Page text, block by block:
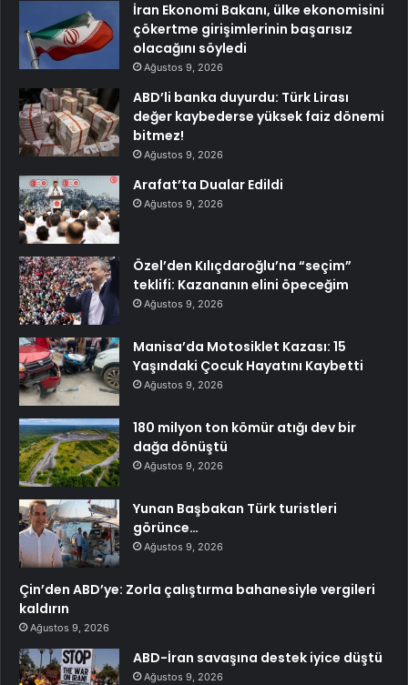
İran Ekonomi Bakanı, ülke ekonomisini
çökertme girişimlerinin başarısız
olacağını söyledi
Ağustos 9, 2026
ABD’li banka duyurdu: Türk Lirası
değer kaybederse yüksek faiz dönemi
bitmez!
Ağustos 9, 2026
Arafat’ta Dualar Edildi
Ağustos 9, 2026
Özel’den Kılıçdaroğlu’na “seçim”
teklifi: Kazananın elini öpeceğim
Ağustos 9, 2026
Manisa’da Motosiklet Kazası: 15
Yaşındaki Çocuk Hayatını Kaybetti
Ağustos 9, 2026
180 milyon ton kömür atığı dev bir
dağa dönüştü
Ağustos 9, 2026
Yunan Başbakan Türk turistleri
görünce…
Ağustos 9, 2026
Çin’den ABD’ye: Zorla çalıştırma bahanesiyle vergileri
kaldırın
Ağustos 9, 2026
ABD-İran savaşına destek iyice düştü
Ağustos 9, 2026